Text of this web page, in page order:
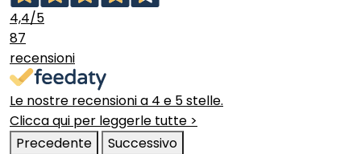
4,4/5
87
recensioni
Le nostre recensioni a 4 e 5 stelle.
Clicca qui per leggerle tutte >
Precedente
Successivo